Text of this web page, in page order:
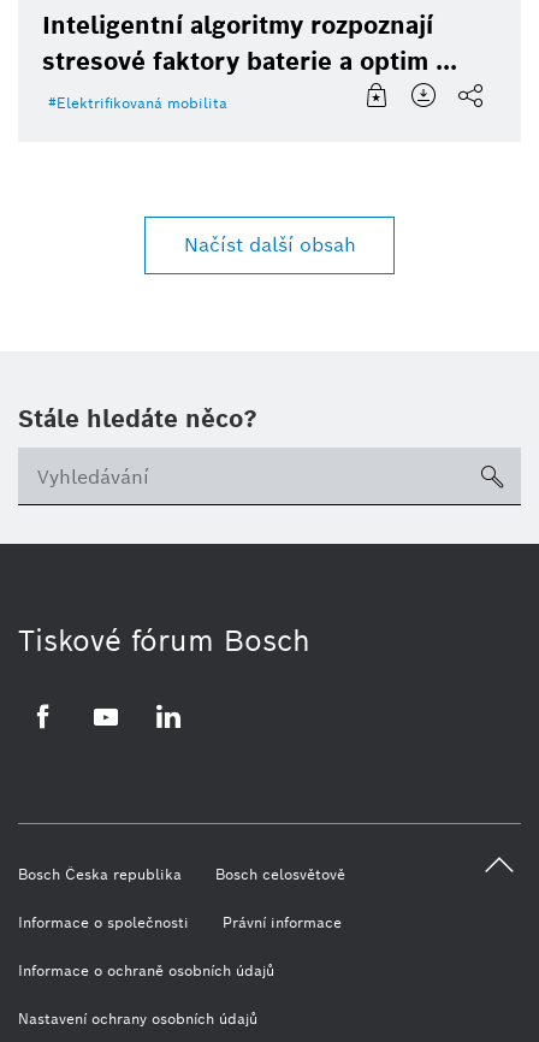
Inteligentní algoritmy rozpoznají
stresové faktory baterie a optim ...
Elektrifikovaná mobilita
Načíst další obsah
Stále hledáte něco?
Tiskové fórum Bosch
Bosch Česka republika Bosch celosvětově
Informace o společnosti Právní informace
Informace o ochraně osobních údajů
Nastavení ochrany osobních údajů